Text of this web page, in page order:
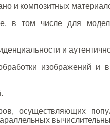
и композитных
в том числе для
и
изображений и
осуществляющих